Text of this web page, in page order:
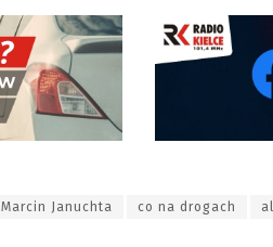
Marcin Januchta co na drogach